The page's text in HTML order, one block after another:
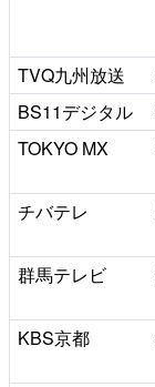
TVQ九州放送
BS11デジタル
TOKYO MX
チバテレ
群馬テレビ
KBS京都